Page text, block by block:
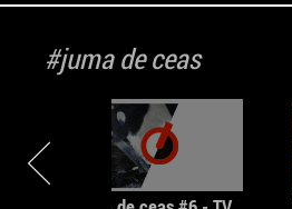
#juma de ceas